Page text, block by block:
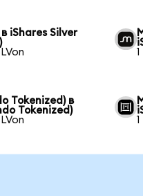
iShares Silver
Tokenized) в
Tokenized)